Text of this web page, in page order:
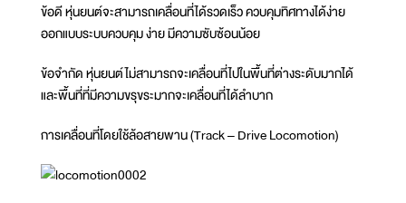
ข้อดี หุ่นยนต์จะสามารถเคลื่อนที่ได้รวดเร็ว ควบคุมทิศทางได้ง่าย
ออกแบบระบบควบคุม ง่าย มีความซับซ้อนน้อย
ข้อจำกัด หุ่นยนต์ไม่สามารถจะเคลื่อนที่ไปในพื้นที่ต่างระดับมากได้
และพื้นที่ที่มีความขรุขระมากจะเคลื่อนที่ได้ลำบาก
การเคลื่อนที่โดยใช้ล้อสายพาน (Track – Drive Locomotion)